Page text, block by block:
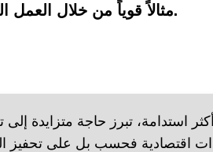
مثالاً قوياً من خلال العمل المتضافر واتباع نهج موحد نحو الاستدامة.
استدامة، تبرز حاجة متزايدة إلى
اقتصادية فحسب بل على تحفيز